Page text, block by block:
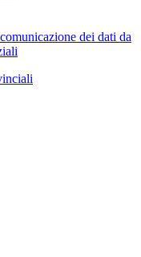
dei dati da